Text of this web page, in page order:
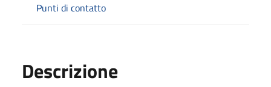
Punti di contatto
Descrizione